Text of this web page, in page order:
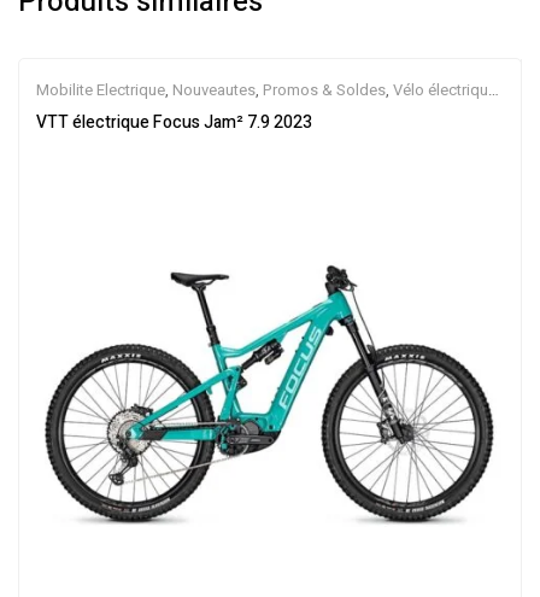
Mobilite Electrique, Nouveautes, Promos & Soldes, Vélo électrique
ville,Velos Electriques,VTT Électriques
VTT électrique Focus Jam² 7.9 2023